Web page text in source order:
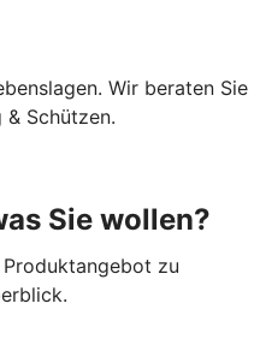
Wir beraten Sie
& Schützen.
Sie wollen?
zu